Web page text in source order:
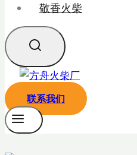
敬香火柴
联系我们